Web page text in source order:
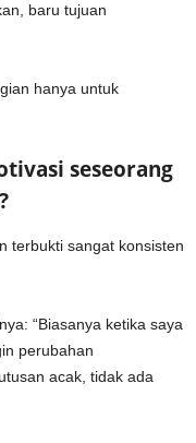
baru tujuan
hanya untuk
seseorang
terbukti sangat konsisten
“Biasanya ketika saya
perubahan
acak, tidak ada